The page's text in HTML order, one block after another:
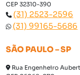
CEP 32310-390
(31) 2523-2596
(31) 99165-5686
SÃO PAULO – SP
Rua Engenheiro